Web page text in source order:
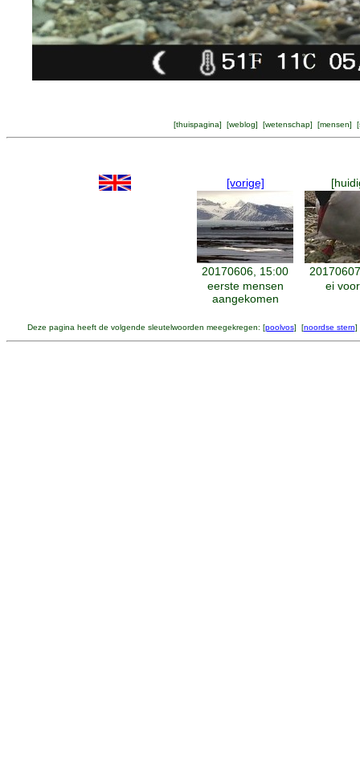
[thuispagina] [weblog] [wetenschap] [mensen] [
[vorige]
20170606, 15:00
eerste mensen
aangekomen
ei
Deze pagina heeft de volgende sleutelwoorden meegekregen: [poolvos] [noordse stern]